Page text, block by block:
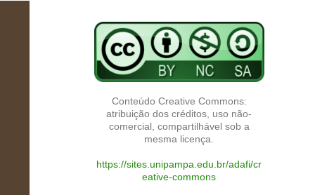
Conteúdo Creative Commons:
atribuição dos créditos, uso não-
comercial, compartilhável sob a
mesma licença.
https://sites.unipampa.edu.br/adafi/cr
eative-commons